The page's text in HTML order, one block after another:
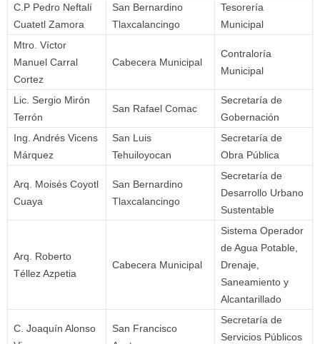
C.P Pedro Neftalí
Cuatetl Zamora
San Bernardino
Tlaxcalancingo
Tesorería
Municipal
Mtro. Víctor
Manuel Carral
Cortez
Cabecera Municipal
Contraloría
Municipal
Lic. Sergio Mirón
Terrón
San Rafael Comac
Secretaría de
Gobernación
Ing. Andrés Vicens
Márquez
San Luis
Tehuiloyocan
Secretaría de
Obra Pública
Arq. Moisés Coyotl
Cuaya
San Bernardino
Tlaxcalancingo
Secretaría de
Desarrollo Urbano
Sustentable
Arq. Roberto
Téllez Azpetia
Cabecera Municipal
Sistema Operador
de Agua Potable,
Drenaje,
Saneamiento y
Alcantarillado
C. Joaquín Alonso
San Francisco
Secretaría de
Servicios Públicos